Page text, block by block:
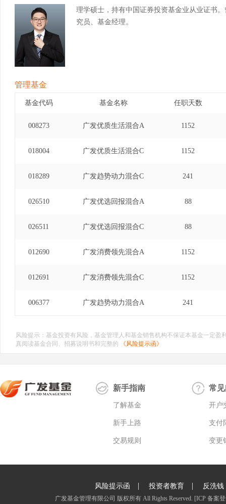
理学硕士，持有中国证券投资基金业从业证书
究员、基金经理。
管理基金
基金代码 基金名称 任职天数
008273 广发优质生活混合A 1152
018004 广发优质生活混合C 1152
018289 广发趋势动力混合C 241
026510 广发优选回报混合A 88
026511 广发优选回报混合C 88
012690 广发消费领先混合A 1152
012691 广发消费领先混合C 1152
006377 广发趋势动力混合A 241
风险提示：基金投资有风险，基金管理人和基金销售机构不保证本基金一定
真阅读基金合同、招募说明书和完整的
《风险提示函》
新手指南
了解基金
新手上路
交易规则
常
开户
支付
变更
风险提示函 | 投资者教育 | 反洗钱
广发基金管理有限公司 版权所有 All Rights Reserved. [ICP 备案